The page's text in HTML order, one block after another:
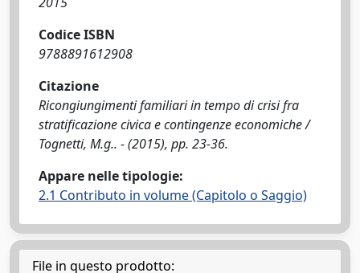
Codice ISBN
9788891612908
Citazione
Ricongiungimenti familiari in tempo di crisi fra
stratificazione civica e contingenze economiche /
Tognetti, M.g.. - (2015), pp. 23-36.
Appare nelle tipologie:
2.1 Contributo in volume (Capitolo o Saggio)
File in questo prodotto: